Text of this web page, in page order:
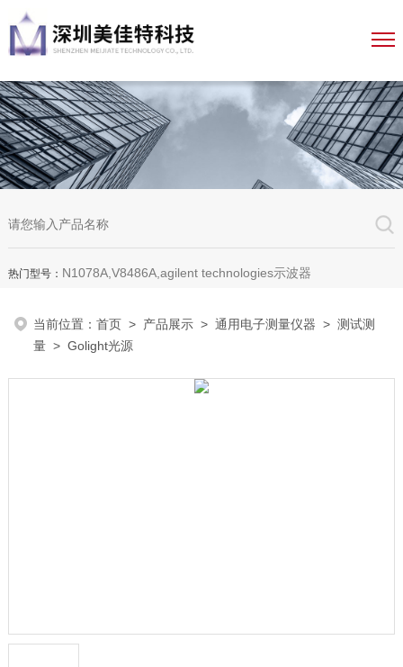
热门型号： N1078A,V8486A,agilent technologies示波器
当前位置：首页 > 产品展示 >通用电子测量仪器 >测试测
量 > Golight光源